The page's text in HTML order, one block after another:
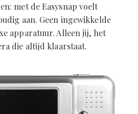
met de Easysnap voelt
aan. Geen ingewikkelde
apparatuur. Alleen jij, het
die altijd klaarstaat.